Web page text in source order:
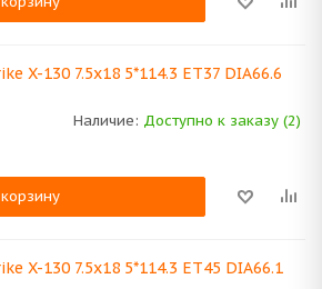
X-130 7.5x18 5*114.3 ET37 DIA66.6
Наличие: Доступно к заказу (2)
X-130 7.5x18 5*114.3 ET45 DIA66.1